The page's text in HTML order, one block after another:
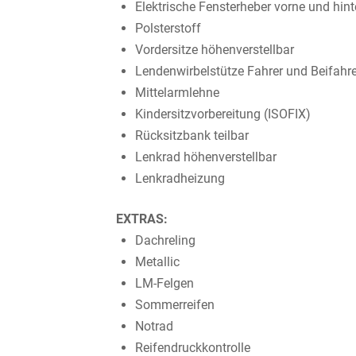
Elektrische Fensterheber vorne und
Polsterstoff
Vordersitze höhenverstellbar
Lendenwirbelstütze Fahrer und
Mittelarmlehne
Kindersitzvorbereitung (ISOFIX)
Rücksitzbank teilbar
Lenkrad höhenverstellbar
Lenkradheizung
EXTRAS:
Dachreling
Metallic
LM-Felgen
Sommerreifen
Notrad
Reifendruckkontrolle